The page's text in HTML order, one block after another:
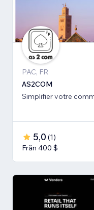
PAC, FR
AS2COM
Simplifier votre
5,0 (1)
Från 400 $